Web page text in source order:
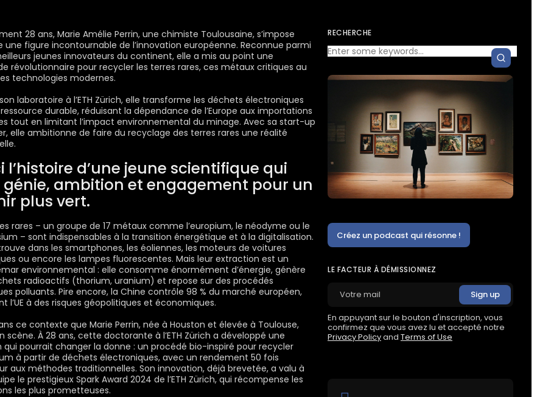
RECHERCHE
Créez un podcast qui résonne !
LE FACTEUR À DÉMISSIONNEZ
En appuyant sur le bouton d'inscription, vous
confirmez que vous avez lu et accepté notre
Privacy Policyand Terms of Use
28 ans, Marie Amélie Perrin, une chimiste Toulousaine, s’impose
une figure incontournable de l’innovation européenne. Reconnue parmi
jeunes innovateurs du continent, elle a mis au point une
révolutionnaire pour recycler les terres rares, ces métaux critiques au
technologies modernes.
laboratoire à l’ETH Zürich, elle transforme les déchets électroniques
durable, réduisant la dépendance de l’Europe aux importations
tout en limitant l’impact environnemental du minage. Avec sa start-up
, elle ambitionne de faire du recyclage des terres rares une réalité
l’histoire d’une jeune scientifique qui
génie, ambition et engagement pour un
plus vert.
rares – un groupe de 17 métaux comme l’europium, le néodyme ou le
– sont indispensables à la transition énergétique et à la digitalisation.
dans les smartphones, les éoliennes, les moteurs de voitures
ou encore les lampes fluorescentes. Mais leur extraction est un
environnemental : elle consomme énormément d’énergie, génère
radioactifs (thorium, uranium) et repose sur des procédés
polluants. Pire encore, la Chine contrôle 98 % du marché européen,
l’UE à des risques géopolitiques et économiques.
ce contexte que Marie Perrin, née à Houston et élevée à Toulouse,
scène. À 28 ans, cette doctorante à l’ETH Zürich a développé une
qui pourrait changer la donne : un procédé bio-inspiré pour recycler
à partir de déchets électroniques, avec un rendement 50 fois
aux méthodes traditionnelles. Son innovation, déjà brevetée, a valu à
le prestigieux Spark Award 2024 de l’ETH Zürich, qui récompense les
les plus prometteuses.